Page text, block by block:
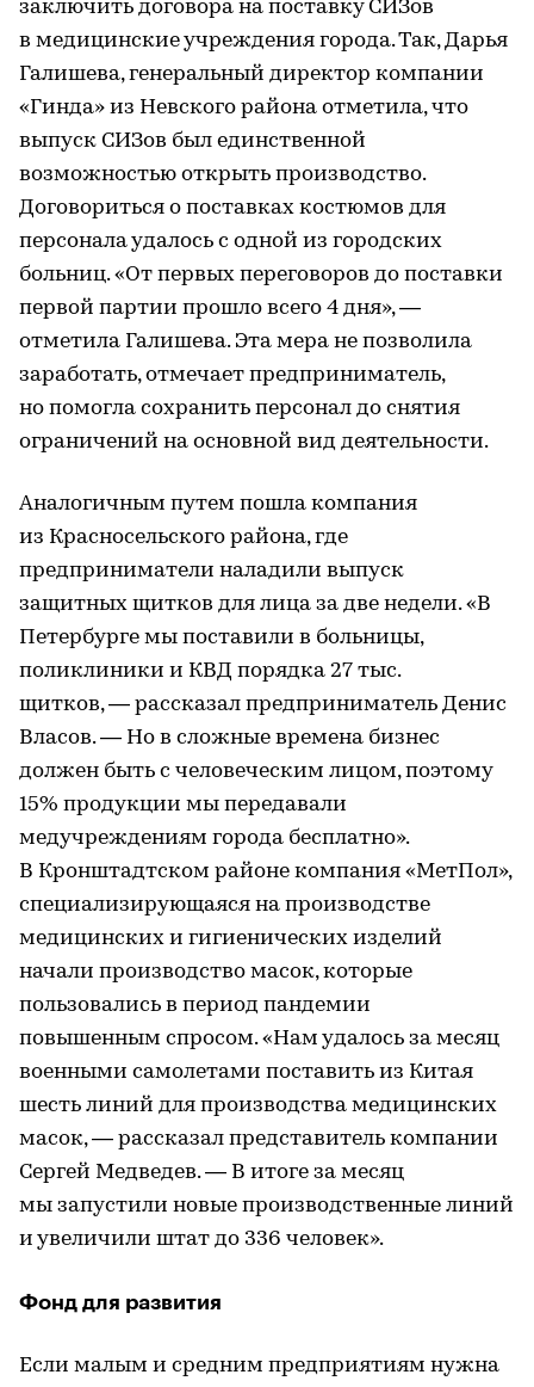
заключить договора на поставку СИЗов
в медицинские учреждения города. Так, Дарья
Галишева, генеральный директор компании
«Гинда» из Невского района отметила, что
выпуск СИЗов был единственной
возможностью открыть производство.
Договориться о поставках костюмов для
персонала удалось с одной из городских
больниц. «От первых переговоров до поставки
первой партии прошло всего 4 дня», —
отметила Галишева. Эта мера не позволила
заработать, отмечает предприниматель,
но помогла сохранить персонал до снятия
ограничений на основной вид деятельности.
Аналогичным путем пошла компания
из Красносельского района, где
предприниматели наладили выпуск
защитных щитков для лица за две недели. «В
Петербурге мы поставили в больницы,
поликлиники и КВД порядка 27 тыс.
щитков, — рассказал предприниматель Денис
Власов. — Но в сложные времена бизнес
должен быть с человеческим лицом, поэтому
15% продукции мы передавали
медучреждениям города бесплатно».
В Кронштадтском районе компания «МетПол»,
специализирующаяся на производстве
медицинских и гигиенических изделий
начали производство масок, которые
пользовались в период пандемии
повышенным спросом. «Нам удалось за месяц
военными самолетами поставить из Китая
шесть линий для производства медицинских
масок, — рассказал представитель компании
Сергей Медведев. — В итоге за месяц
мы запустили новые производственные линий
и увеличили штат до 336 человек».
Фонд для развития
Если малым и средним предприятиям нужна